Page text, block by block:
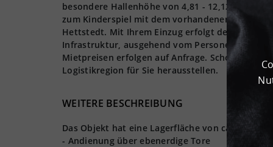
besondere Hallenhöhe von 4,81 - 12,12 Metern
zum Kinderspiel mit dem vorhandenen
Hettstedt. Mit Ihrem Einzug erfolgt der
Infrastruktur, ausgehend vom
Mietpreisen erfolgen auf Anfrage. Schon in
Logistikregion für Sie herausstellen.
WEITERE BESCHREIBUNG
Das Objekt hat eine Lagerfläche von ca.
- Andienung über ebenerdige Tore